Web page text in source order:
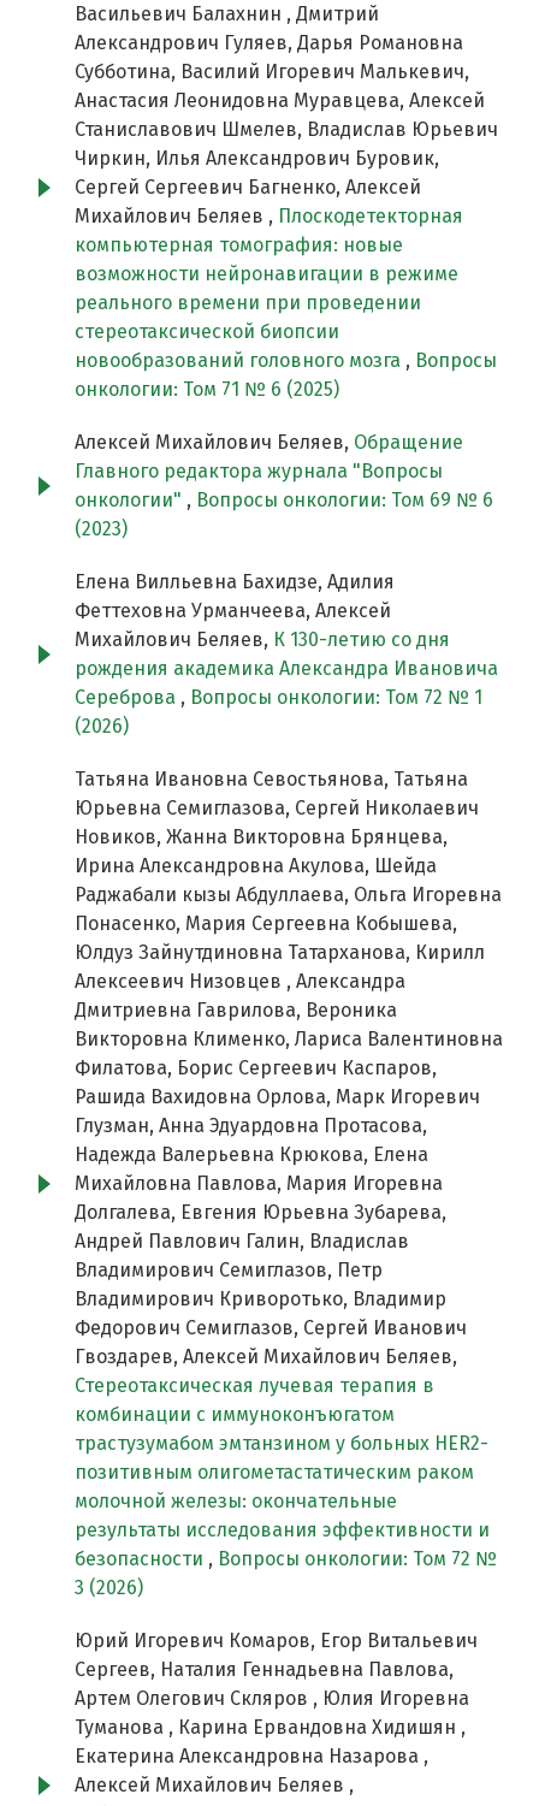
Васильевич Балахнин , Дмитрий
Александрович Гуляев, Дарья Романовна
Субботина, Василий Игоревич Малькевич,
Анастасия Леонидовна Муравцева, Алексей
Станиславович Шмелев, Владислав Юрьевич
Чиркин, Илья Александрович Буровик,
Сергей Сергеевич Багненко, Алексей
Михайлович Беляев , Плоскодетекторная
компьютерная томография: новые
возможности нейронавигации в режиме
реального времени при проведении
стереотаксической биопсии
новообразований головного мозга , Вопросы
онкологии: Том 71 № 6 (2025)
Алексей Михайлович Беляев, Обращение
Главного редактора журнала "Вопросы
онкологии" , Вопросы онкологии: Том 69 № 6
(2023)
Елена Вилльевна Бахидзе, Адилия
Феттеховна Урманчеева, Алексей
Михайлович Беляев, К 130-летию со дня
рождения академика Александра Ивановича
Сереброва , Вопросы онкологии: Том 72 № 1
(2026)
Татьяна Ивановна Севостьянова, Татьяна
Юрьевна Семиглазова, Сергей Николаевич
Новиков, Жанна Викторовна Брянцева,
Ирина Александровна Акулова, Шейда
Раджабали кызы Абдуллаева, Ольга Игоревна
Понасенко, Мария Сергеевна Кобышева,
Юлдуз Зайнутдиновна Татарханова, Кирилл
Алексеевич Низовцев , Александра
Дмитриевна Гаврилова, Вероника
Викторовна Клименко, Лариса Валентиновна
Филатова, Борис Сергеевич Каспаров,
Рашида Вахидовна Орлова, Марк Игоревич
Глузман, Анна Эдуардовна Протасова,
Надежда Валерьевна Крюкова, Елена
Михайловна Павлова, Мария Игоревна
Долгалева, Евгения Юрьевна Зубарева,
Андрей Павлович Галин, Владислав
Владимирович Семиглазов, Петр
Владимирович Криворотько, Владимир
Федорович Семиглазов, Сергей Иванович
Гвоздарев, Алексей Михайлович Беляев,
Стереотаксическая лучевая терапия в
комбинации с иммуноконъюгатом
трастузумабом эмтанзином у больных HER2-
позитивным олигометастатическим раком
молочной железы: окончательные
результаты исследования эффективности и
безопасности , Вопросы онкологии: Том 72 №
3 (2026)
Юрий Игоревич Комаров, Егор Витальевич
Сергеев, Наталия Геннадьевна Павлова,
Артем Олегович Скляров , Юлия Игоревна
Туманова , Карина Ервандовна Хидишян ,
Екатерина Александровна Назарова ,
Алексей Михайлович Беляев ,